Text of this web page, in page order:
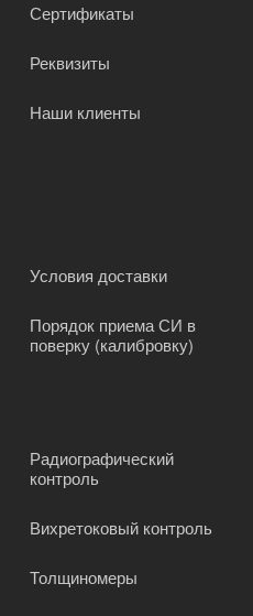
Сертификаты
Реквизиты
Наши клиенты
Условия доставки
Порядок приема СИ в
поверку (калибровку)
Радиографический
контроль
Вихретоковый контроль
Толщиномеры